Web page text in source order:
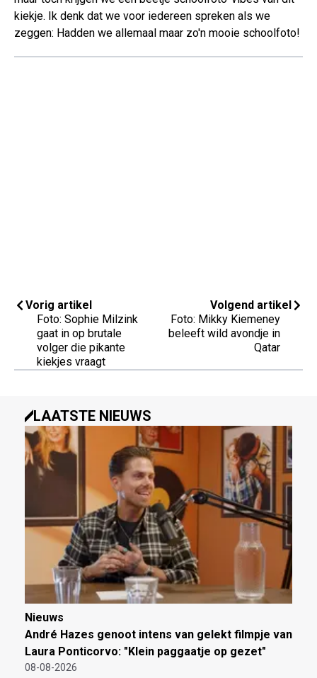
kiekje. Ik denk dat we voor iedereen spreken als we
zeggen: Hadden we allemaal maar zo'n mooie schoolfoto!
Vorig artikel
Foto: Sophie Milzink
gaat in op brutale
volger die pikante
kiekjes vraagt
Volgend artikel
Foto: Mikky Kiemeney
beleeft wild avondje in
Qatar
LAATSTE NIEUWS
Nieuws
André Hazes genoot intens van gelekt filmpje van
Laura Ponticorvo: "Klein paggaatje op gezet"
08-08-2026